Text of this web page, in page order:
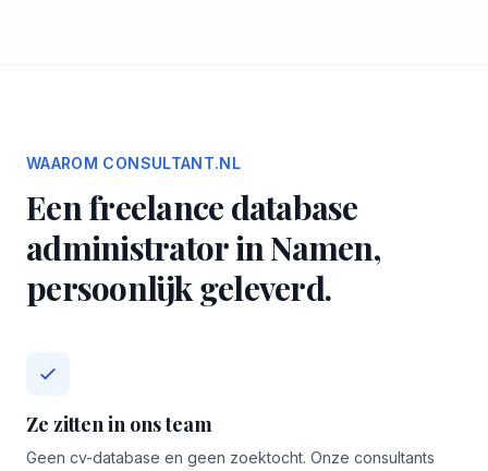
WAAROM CONSULTANT.NL
Een freelance database
administrator in Namen,
persoonlijk geleverd.
Ze zitten in ons team
Geen cv-database en geen zoektocht. Onze consultants